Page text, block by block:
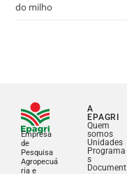
do milho
Empresa
de
Pesquisa
Agropecuá
ria e
A
EPAGRI
Quem
somos
Unidades
Programa
s
Document